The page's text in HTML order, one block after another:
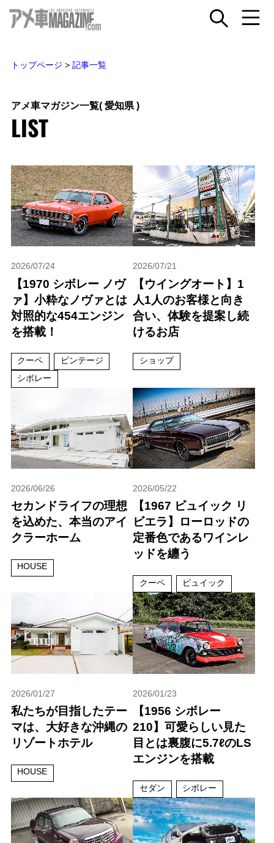
トップページ > 記事一覧
アメ車マガジン一覧( 愛知県 )
LIST
2026/07/24
【1970 シボレー ノヴ
ァ】小粋なノヴァとは
対照的な454エンジン
を搭載！
クーペ
ビンテージ
シボレー
2026/07/21
【ウイングオート】1
人1人のお客様と向き
合い、体験を提案し続
けるお店
ショップ
2026/06/26
セカンドライフの理想
を込めた、本当のアイ
クラーホーム
HOUSE
2026/05/22
【1967 ビュイック リ
ビエラ】ローロッドの
定番色であるワインレ
ッドを纏う
クーペ ビュイック
2026/01/27
私たちが目指したテー
マは、大好きな沖縄の
リゾートホテル
HOUSE
2026/01/23
【1956 シボレー
210】可愛らしい見た
目とは裏腹に5.7ℓのLS
エンジンを搭載
セダン シボレー